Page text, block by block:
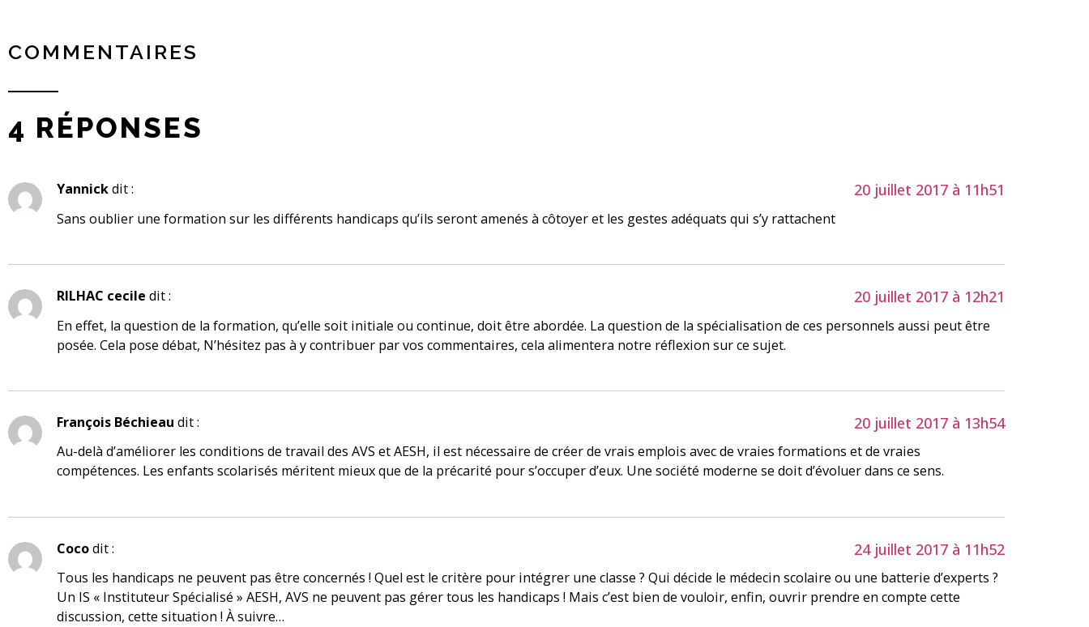
COMMENTAIRES
4 RÉPONSES
Yannickdit : 20 juillet 2017 à 11h51
Sans oublier une formation sur les différents handicaps qu’ils seront amenés à côtoyer et les gestes adéquats qui s’y rattachent
RILHAC cecile dit : 20 juillet 2017 à 12h21
En effet, la question de la formation, qu’elle soit initiale ou continue, doit être abordée. La question de la spécialisation de ces personnels aussi peut être
posée. Cela pose débat, N’hésitez pas à y contribuer par vos commentaires, cela alimentera notre réflexion sur ce sujet.
François Béchieau dit : 20 juillet 2017 à 13h54
Au-delà d’améliorer les conditions de travail des AVS et AESH, il est nécessaire de créer de vrais emplois avec de vraies formations et de vraies
compétences. Les enfants scolarisés méritent mieux que de la précarité pour s’occuper d’eux. Une société moderne se doit d’évoluer dans ce sens.
Cocodit : 24 juillet 2017 à 11h52
Tous les handicaps ne peuvent pas être concernés ! Quel est le critère pour intégrer une classe ? Qui décide le médecin scolaire ou une batterie d’experts ?
Un IS « Instituteur Spécialisé » AESH, AVS ne peuvent pas gérer tous les handicaps ! Mais c’est bien de vouloir, enfin, ouvrir prendre en compte cette
discussion, cette situation ! À suivre…